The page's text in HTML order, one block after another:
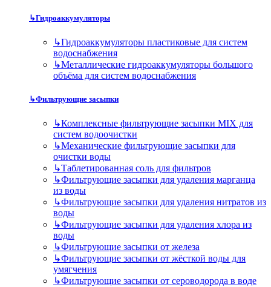
↳Гидроаккумуляторы
↳Гидроаккумуляторы пластиковые для систем
водоснабжения
↳Металлические гидроаккумуляторы большого
объёма для систем водоснабжения
↳Фильтрующие засыпки
↳Комплексные фильтрующие засыпки MIX для
систем водоочистки
↳Механические фильтрующие засыпки для
очистки воды
↳Таблетированная соль для фильтров
↳Фильтрующие засыпки для удаления марганца
из воды
↳Фильтрующие засыпки для удаления нитратов из
воды
↳Фильтрующие засыпки для удаления хлора из
воды
↳Фильтрующие засыпки от железа
↳Фильтрующие засыпки от жёсткой воды для
умягчения
↳Фильтрующие засыпки от сероводорода в воде